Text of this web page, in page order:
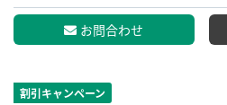
お問合わせ
割引キャンペーン